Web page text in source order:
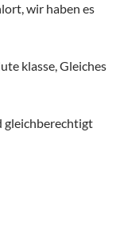
wir haben es
klasse, Gleiches
gleichberechtigt